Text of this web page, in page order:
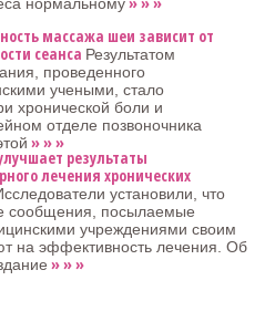
массажа шеи зависит от
сеанса Результатом
проведенного
учеными, стало
хронической боли и
отделе позвоночника
» » »
результаты
лечения хронических
установили, что
сообщения, посылаемые
учреждениями своим
на эффективность лечения. Об
» » »